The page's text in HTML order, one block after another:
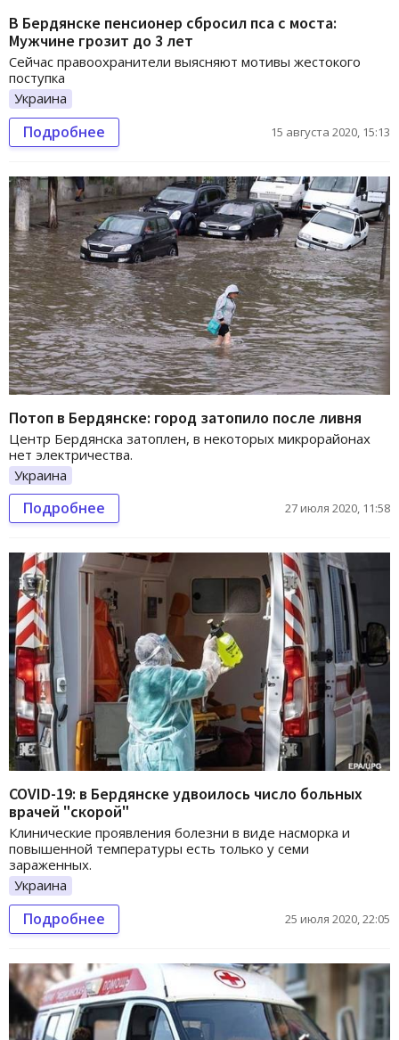
В Бердянске пенсионер сбросил пса с моста:
Мужчине грозит до 3 лет
Сейчас правоохранители выясняют мотивы жестокого
поступка
Украина
Подробнее 15 августа 2020, 15:13
Потоп в Бердянске: город затопило после ливня
Центр Бердянска затоплен, в некоторых микрорайонах
нет электричества.
Украина
Подробнее 27 июля 2020, 11:58
COVID-19: в Бердянске удвоилось число больных
врачей "скорой"
Клинические проявления болезни в виде насморка и
повышенной температуры есть только у семи
зараженных.
Украина
Подробнее 25 июля 2020, 22:05